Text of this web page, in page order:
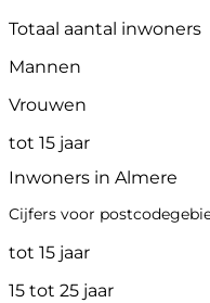
Totaal aantal inwoners
Mannen
Vrouwen
tot 15 jaar
Inwoners in Almere
Cijfers voor
tot 15 jaar
15 tot 25 jaar